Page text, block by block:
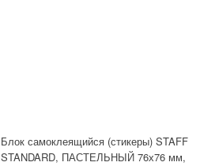
Блок самоклеящийся (стикеры) STAFF
STANDARD, ПАСТЕЛЬНЫЙ 76х76 мм,